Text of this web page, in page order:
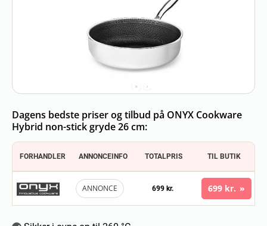
Dagens bedste priser og tilbud på ONYX Cookware
Hybrid non-stick gryde 26 cm:
FORHANDLER ANNONCEINFO TOTALPRIS TIL BUTIK
ANNONCE 699 kr. 699 kr.